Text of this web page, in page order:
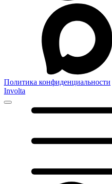
Политика конфиденциальности
Involta